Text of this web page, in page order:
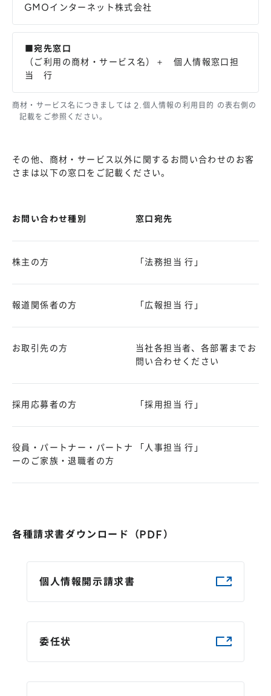
GMOインターネット株式会社
■宛先窓口
（ご利用の商材・サービス名）＋ 個人情報窓口担
当 行
商材・サービス名につきましては 2.個人情報の利用目的 の表右側の
記載をご参照ください。
その他、商材・サービス以外に関するお問い合わせのお客
さまは以下の窓口をご記載ください。
お問い合わせ種別 窓口宛先
株主の方 「法務担当 行」
報道関係者の方 「広報担当 行」
お取引先の方
当社各担当者、各部署までお
問い合わせください
採用応募者の方 「採用担当 行」
役員・パートナー・パートナ
ーのご家族・退職者の方
「人事担当 行」
各種請求書ダウンロード（PDF）
個人情報開示請求書
委任状